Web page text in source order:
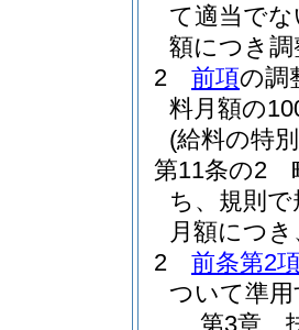
て適当で
額につき
2
前項の調
料月額の
(給料の特
第11条の2
ち、規則
月額につ
2
前条第2
ついて準
第3章